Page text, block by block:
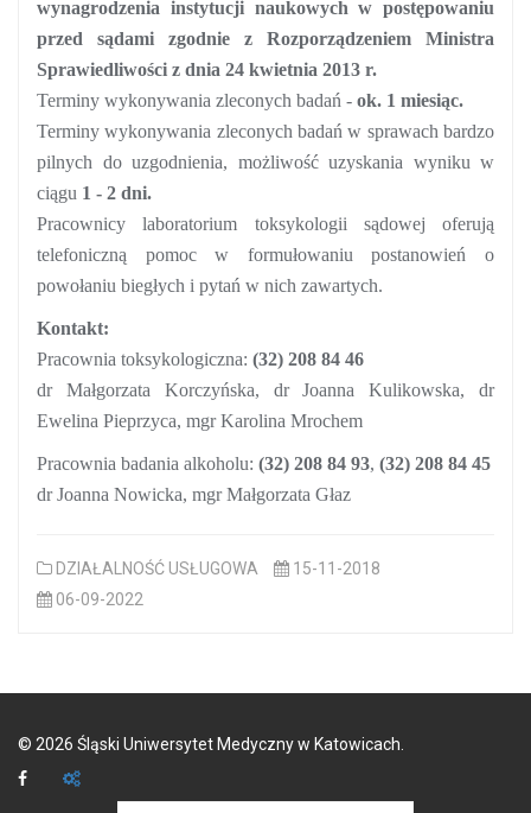
wynagrodzenia instytucji naukowych w postępowaniu
przed sądami zgodnie z Rozporządzeniem Ministra
Sprawiedliwości z dnia 24 kwietnia 2013 r.
Terminy wykonywania zleconych badań - ok. 1 miesiąc.
Terminy wykonywania zleconych badań w sprawach bardzo
pilnych do uzgodnienia, możliwość uzyskania wyniku w
ciągu 1 - 2 dni.
Pracownicy laboratorium toksykologii sądowej oferują
telefoniczną pomoc w formułowaniu postanowień o
powołaniu biegłych i pytań w nich zawartych.
Kontakt:
Pracownia toksykologiczna: (32) 208 84 46
dr Małgorzata Korczyńska, dr Joanna Kulikowska, dr
Ewelina Pieprzyca, mgr Karolina Mrochem
Pracownia badania alkoholu: (32) 208 84 93, (32) 208 84 45
dr Joanna Nowicka, mgr Małgorzata Głaz
DZIAŁALNOŚĆ USŁUGOWA
15-11-2018
06-09-2022
© 2026 Śląski Uniwersytet Medyczny w Katowicach.